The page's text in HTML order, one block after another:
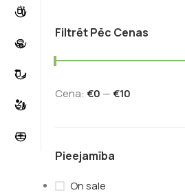
Filtrēt Pēc Cenas
Cena: €0 —€10
Pieejamība
On sale